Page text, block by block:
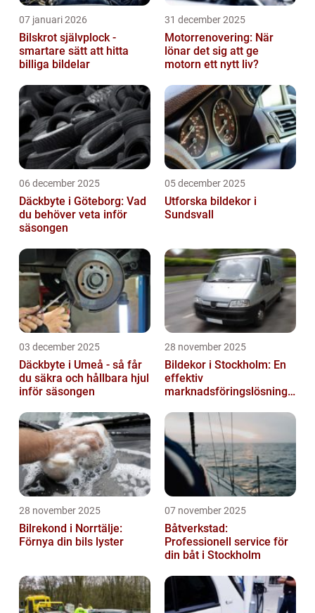
07 januari 2026
Bilskrot självplock -
smartare sätt att hitta
billiga bildelar
31 december 2025
Motorrenovering: När
lönar det sig att ge
motorn ett nytt liv?
06 december 2025
Däckbyte i Göteborg: Vad
du behöver veta inför
säsongen
05 december 2025
Utforska bildekor i
Sundsvall
03 december 2025
Däckbyte i Umeå - så får
du säkra och hållbara hjul
inför säsongen
28 november 2025
Bildekor i Stockholm: En
effektiv
marknadsföringslösning
28 november 2025
Bilrekond i Norrtälje:
Förnya din bils lyster
07 november 2025
Båtverkstad:
Professionell service för
din båt i Stockholm